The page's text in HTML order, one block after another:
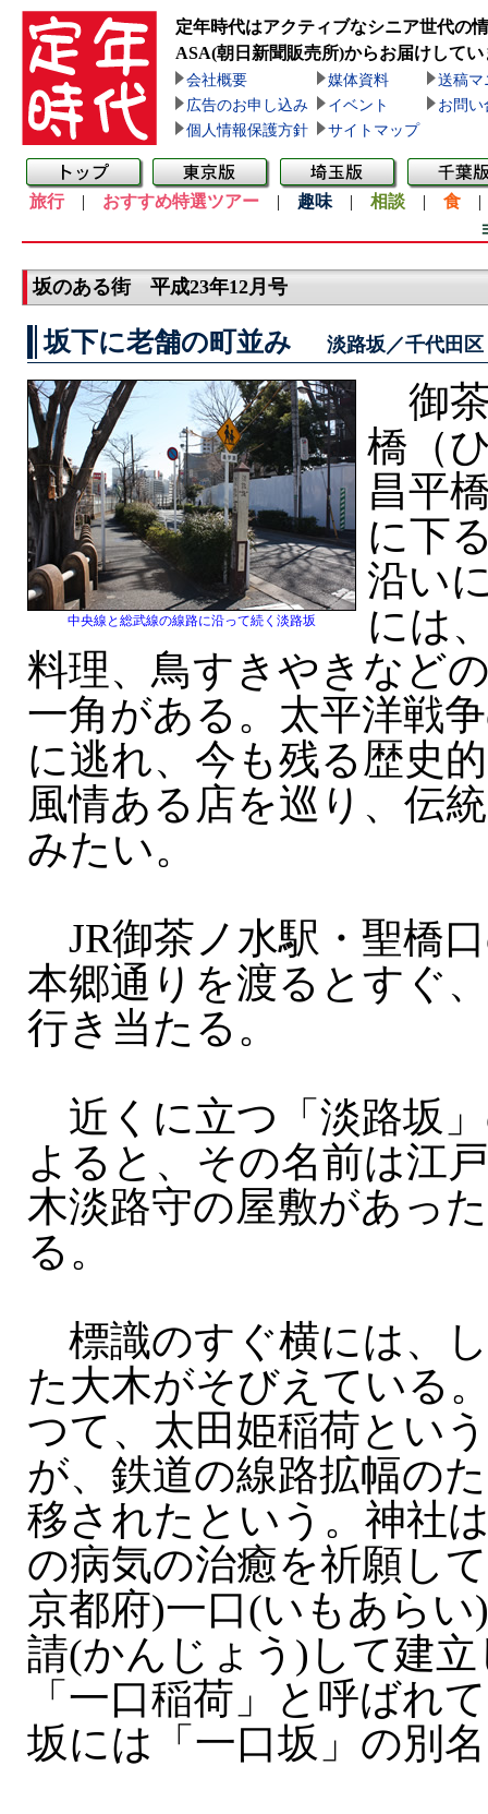
定年時代はアクティブなシニア世代の
ASA(朝日新聞販売所)からお届けしてい
会社概要 媒体資料
送稿マ
広告のお申し込み
イベント
お問い
個人情報保護方針
サイトマップ
旅行| おすすめ特選ツアー | 趣味 | 相談 | 食
坂のある街 平成23年12月号
坂下に老舗の町並み 淡路坂／千代田区
中央線と総武線の線路に沿って続く淡路坂
御茶
橋（
昌平
に下
沿い
には
料理、鳥すきやきなど
一角がある。太平洋戦
に逃れ、今も残る歴史
風情ある店を巡り、伝
みたい。
JR御茶ノ水駅・聖橋
本郷通りを渡るとすぐ
行き当たる。
近くに立つ「淡路坂
よると、その名前は江
木淡路守の屋敷があっ
る。
標識のすぐ横には、
た大木がそびえている
つて、太田姫稲荷とい
が、鉄道の線路拡幅の
移されたという。神社
の病気の治癒を祈願し
京都府)一口(いもあら
請(かんじょう)して建
「一口稲荷」と呼ばれ
坂には「一口坂」の別